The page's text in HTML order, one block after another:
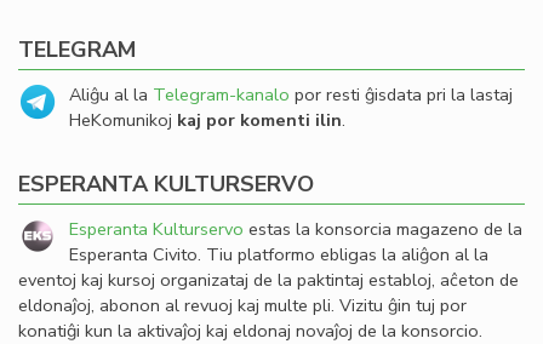
TELEGRAM
Aliĝu al la Telegram-kanalo por resti ĝisdata pri la lastaj
HeKomunikoj kaj por komenti ilin.
ESPERANTA KULTURSERVO
Esperanta Kulturservo estas la konsorcia magazeno de la
Esperanta Civito. Tiu platformo ebligas la aliĝon al la
eventoj kaj kursoj organizataj de la paktintaj establoj, aĉeton de
eldonaĵoj, abonon al revuoj kaj multe pli. Vizitu ĝin tuj por
konatiĝi kun la aktivaĵoj kaj eldonaj novaĵoj de la konsorcio.